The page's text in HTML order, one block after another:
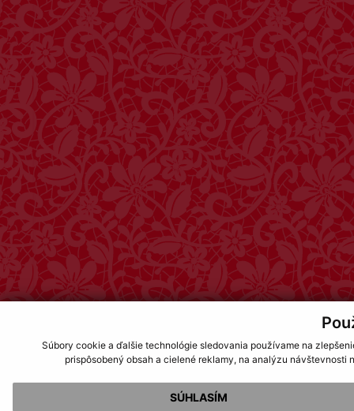
Súbory cookie a ďalšie technológie sledovania používame na
prispôsobený obsah a cielené reklamy, na analýzu
SÚHLASÍM